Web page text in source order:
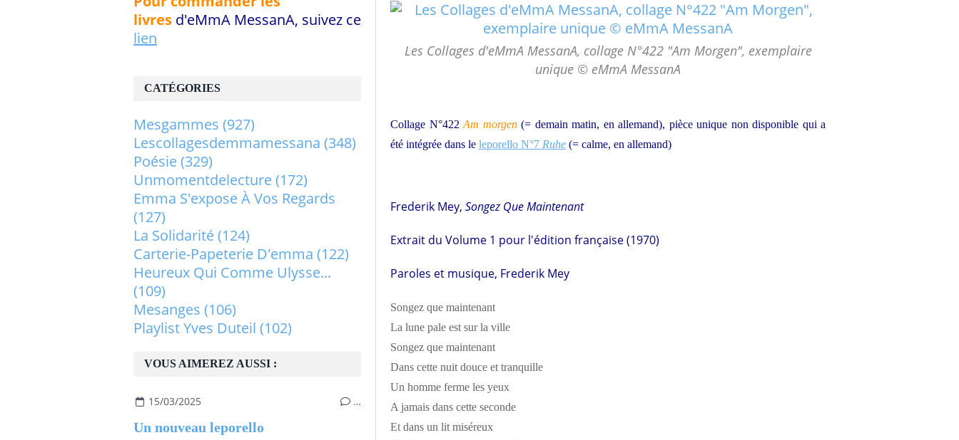
Les Collages d'eMmA MessanA, collage N°422 "Am Morgen", exemplaire
unique © eMmA MessanA
Collage N°422 Am morgen(= demain matin, en allemand), pièce unique non disponible qui a
été intégrée dans le leporello N°7 Ruhe (= calme, en allemand)
Frederik Mey, Songez Que Maintenant
Extrait du Volume 1 pour l'édition française (1970)
Paroles et musique, Frederik Mey
Songez que maintenant
La lune pale est sur la ville
Songez que maintenant
Dans cette nuit douce et tranquille
Un homme ferme les yeux
A jamais dans cette seconde
Et dans un lit miséreux
VOUS AIMEREZ AUSSI :
15/03/2025 …
Un nouveau leporello
CATÉGORIES
Mesgammes (927)
Lescollagesdemmamessana (348)
Poésie(329)
Unmomentdelecture(172)
Emma S'expose À Vos Regards
(127)
La Solidarité(124)
Carterie-Papeterie D'emma (122)
Heureux Qui Comme Ulysse...
(109)
Mesanges (106)
Playlist Yves Duteil (102)
livres d'eMmA MessanA, suivez ce
lien